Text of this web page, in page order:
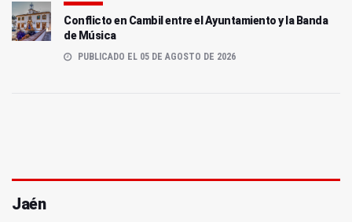
Conflicto en Cambil entre el Ayuntamiento y la Banda
de Música
PUBLICADO EL 05 DE AGOSTO DE 2026
Jaén